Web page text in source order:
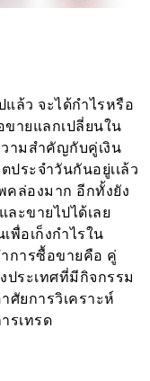
แล้ว จะได้กำไรหรือ
ายแลกเปลี่ยนใน
ามสำคัญกับคู่เงิน
ประจำวันกันอยู่เเล้ว
คล่องมาก อีกทั้งยัง
ะขายไปได้เลย
พื่อเก็งกำไรใน
การซื้อขายคือ คู่
ประเทศที่มีกิจกรรม
ศัยการวิเคราะห์
รเทรด